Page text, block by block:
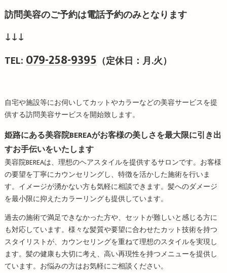
訪問美容のご予約は電話予約のみとなります
↓↓↓
TEL:079-258-9395（定休日：月.火）
自宅や施設等にお伺いしてカットやカラーなどの美容サービスを提
供する訪問美容サービスを開始致します。
姫路にある美容院BEREAがお客様の美しさを最大限に引き出
すお手伝いをいたします
美容院BEREAは、理想のヘアスタイルを提供するサロンです。お客様
の要望を丁寧にカウンセリングし、特徴を活かした施術を行いま
す。イメージが湧かない方も気軽に相談できます。髪へのダメージ
を最小限に抑えたカラーリングも提供しています。
過去の施術で満足できなかった方や、セットが難しいと感じる方に
も対応しています。様々な髪質や要望に合わせたカット技術を持つ
スタイリストが、カウンセリングを重ねて理想のスタイルを実現し
ます。髪の健康も大切に考え、高い再現性を持つメニューを提供し
ています。お悩みの方はお気軽にご相談ください。